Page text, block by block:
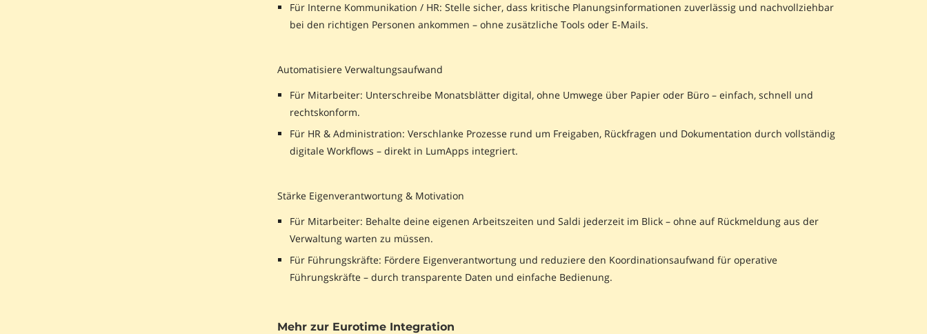
Für Interne Kommunikation / HR: Stelle sicher, dass kritische Planungsinformationen zuverlässig und nachvollziehbar
bei den richtigen Personen ankommen – ohne zusätzliche Tools oder E-Mails.
Automatisiere Verwaltungsaufwand
Für Mitarbeiter: Unterschreibe Monatsblätter digital, ohne Umwege über Papier oder Büro – einfach, schnell und
rechtskonform.
Für HR & Administration: Verschlanke Prozesse rund um Freigaben, Rückfragen und Dokumentation durch vollständig
digitale Workflows – direkt in LumApps integriert.
Stärke Eigenverantwortung & Motivation
Für Mitarbeiter: Behalte deine eigenen Arbeitszeiten und Saldi jederzeit im Blick – ohne auf Rückmeldung aus der
Verwaltung warten zu müssen.
Für Führungskräfte: Fördere Eigenverantwortung und reduziere den Koordinationsaufwand für operative
Führungskräfte – durch transparente Daten und einfache Bedienung.
Mehr zur Eurotime Integration